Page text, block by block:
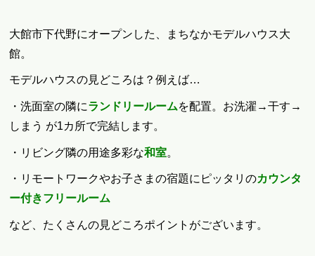
大館市下代野にオープンした、まちなかモデルハウス大
館。
モデルハウスの見どころは？例えば…
・洗面室の隣にランドリールームを配置。お洗濯→干す→
しまう が1カ所で完結します。
・リビング隣の用途多彩な和室。
・リモートワークやお子さまの宿題にピッタリのカウンタ
ー付きフリールーム
など、たくさんの見どころポイントがございます。